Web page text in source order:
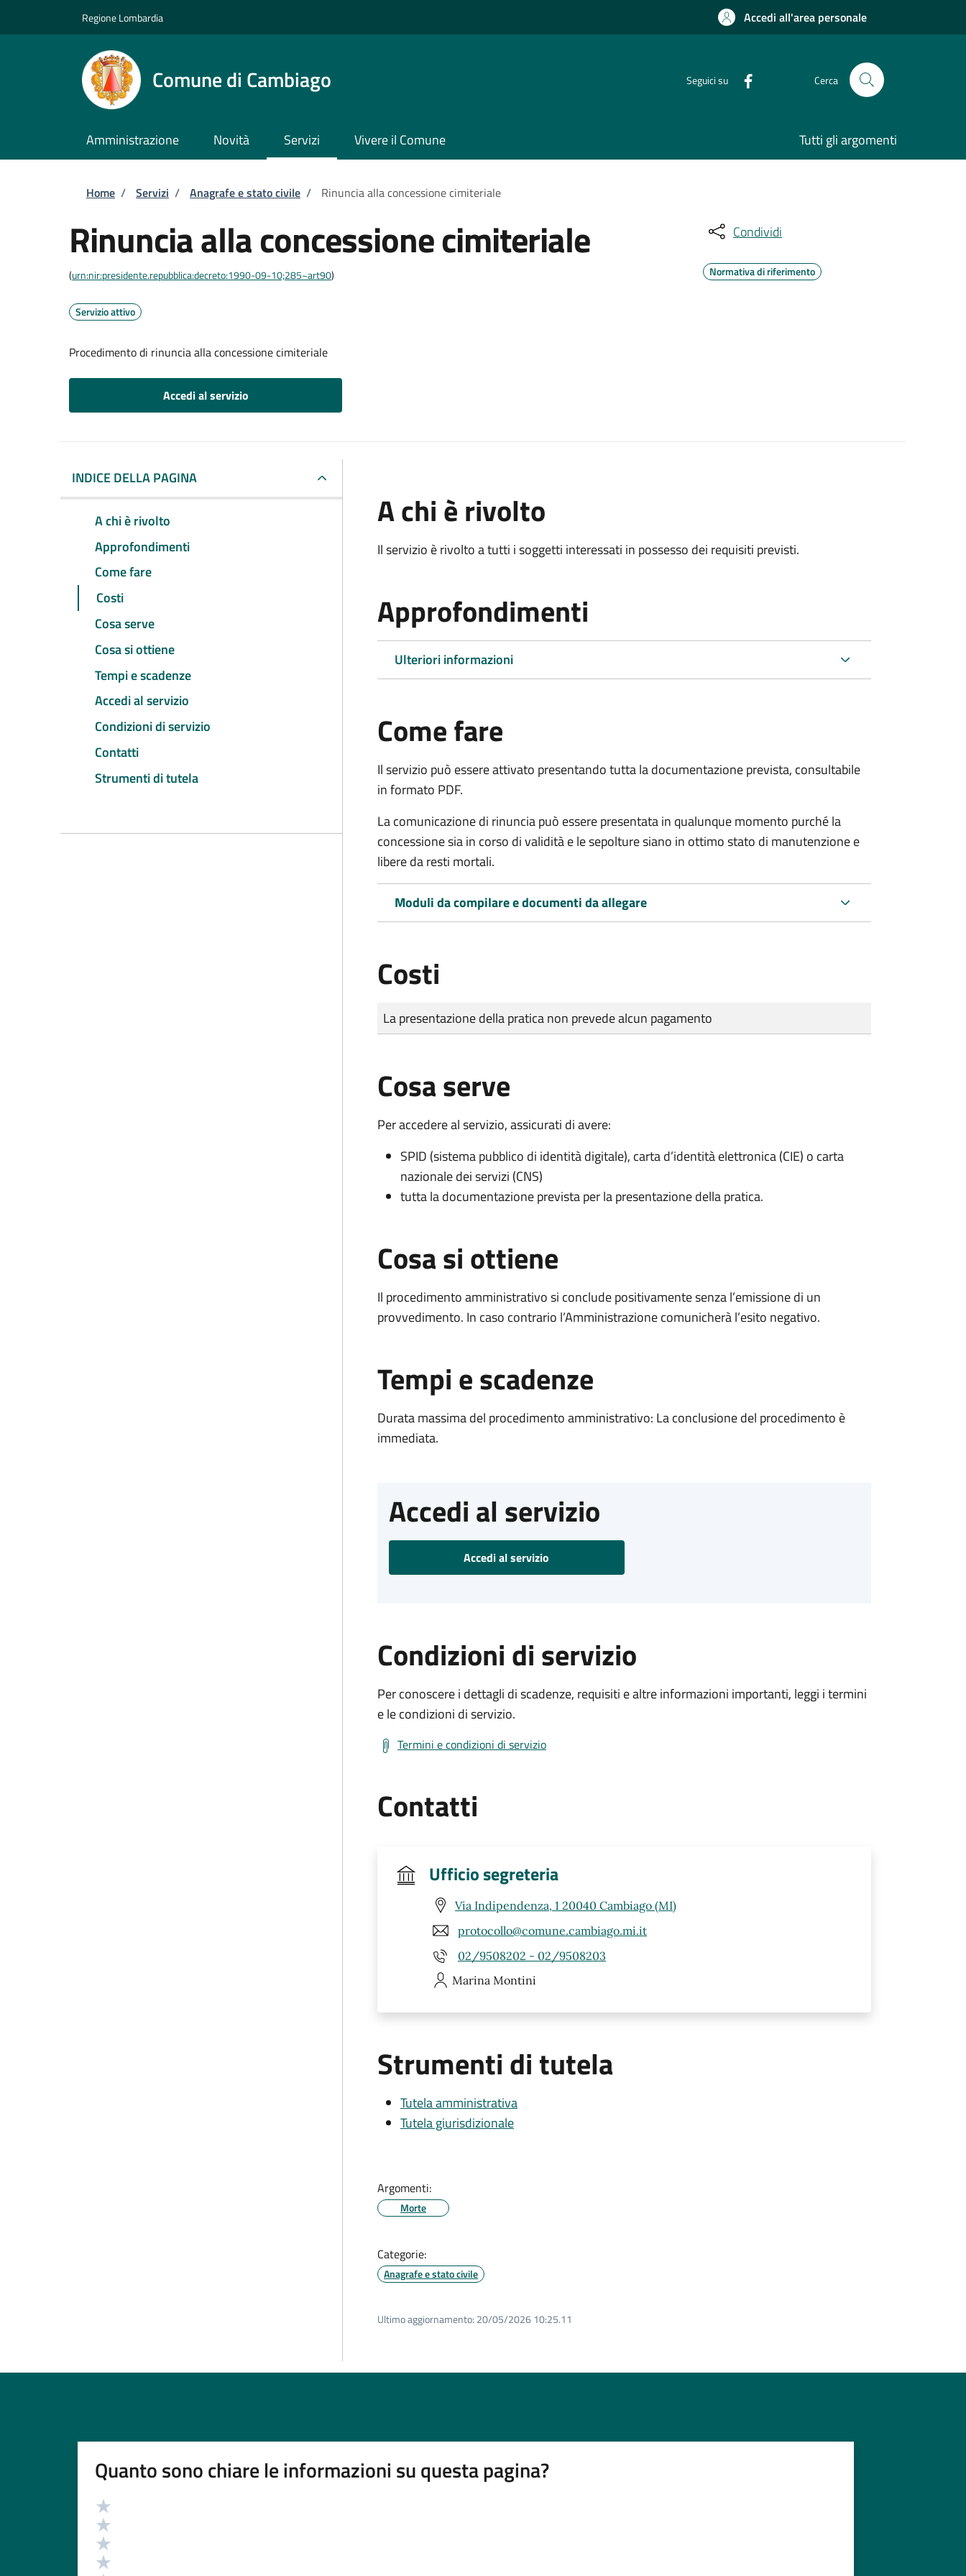
Regione Lombardia Accedi all'area personale
Comune di Cambiago Seguici su Cerca
Amministrazione Novità Servizi Vivere il Comune Tutti gli argomenti
Briciole di pane
Home / Servizi / Anagrafe e stato civile / Rinuncia alla concessione cimiteriale
Rinuncia alla concessione cimiteriale
(urn:nir:presidente.repubblica:decreto:1990-09-10;285~art90)
Servizio attivo
Procedimento di rinuncia alla concessione cimiteriale
Accedi al servizio
Condividi
Normativa di riferimento
INDICE DELLA PAGINA
A chi è rivolto
Approfondimenti
Come fare
Costi
Cosa serve
Cosa si ottiene
Tempi e scadenze
Accedi al servizio
Condizioni di servizio
Contatti
Strumenti di tutela
A chi è rivolto
Il servizio è rivolto a tutti i soggetti interessati in possesso dei requisiti previsti.
Approfondimenti
Ulteriori informazioni
Come fare
Il servizio può essere attivato presentando tutta la documentazione prevista, consultabile
in formato PDF.
La comunicazione di rinuncia può essere presentata in qualunque momento purché la
concessione sia in corso di validità e le sepolture siano in ottimo stato di manutenzione e
libere da resti mortali.
Moduli da compilare e documenti da allegare
Costi
Tipo di pagamento
Importo
La presentazione della pratica non prevede alcun pagamento
Cosa serve
Per accedere al servizio, assicurati di avere:
SPID (sistema pubblico di identità digitale), carta d’identità elettronica (CIE) o carta
nazionale dei servizi (CNS)
tutta la documentazione prevista per la presentazione della pratica.
Cosa si ottiene
Il procedimento amministrativo si conclude positivamente senza l’emissione di un
provvedimento. In caso contrario l’Amministrazione comunicherà l’esito negativo.
Tempi e scadenze
Durata massima del procedimento amministrativo: La conclusione del procedimento è
immediata.
Accedi al servizio
Accedi al servizio
Condizioni di servizio
Per conoscere i dettagli di scadenze, requisiti e altre informazioni importanti, leggi i termini
e le condizioni di servizio.
Termini e condizioni di servizio
Contatti
Ufficio segreteria
Via Indipendenza, 1 20040 Cambiago (MI)
protocollo@comune.cambiago.mi.it
02/9508202 - 02/9508203
Marina Montini
Strumenti di tutela
Tutela amministrativa
Tutela giurisdizionale
Argomenti:
Morte
Categorie:
Anagrafe e stato civile
Ultimo aggiornamento: 20/05/2026 10:25.11
Quanto sono chiare le informazioni su questa pagina?
Valutazione